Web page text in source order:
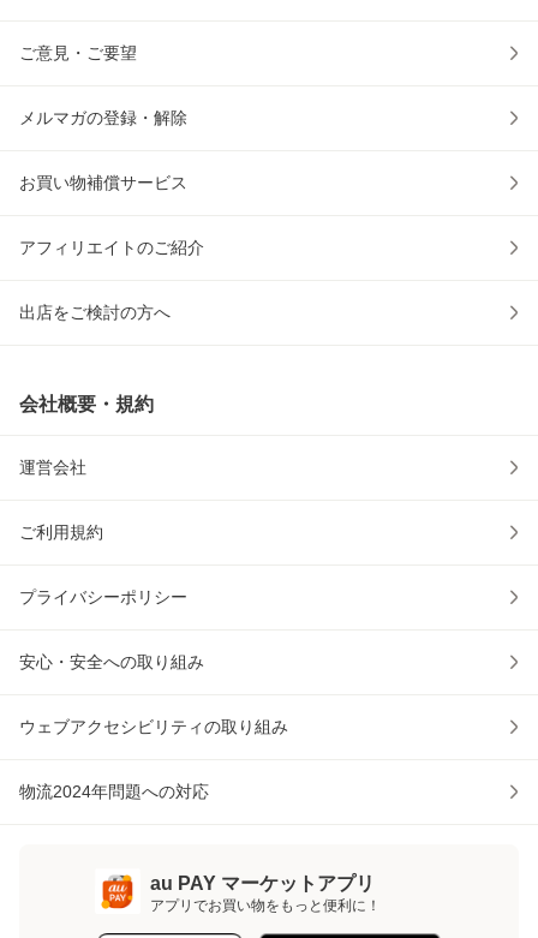
ご意見・ご要望
メルマガの登録・解除
お買い物補償サービス
アフィリエイトのご紹介
出店をご検討の方へ
会社概要・規約
運営会社
ご利用規約
プライバシーポリシー
安心・安全への取り組み
ウェブアクセシビリティの取り組み
物流2024年問題への対応
au PAY マーケットアプリ
アプリでお買い物をもっと便利に！